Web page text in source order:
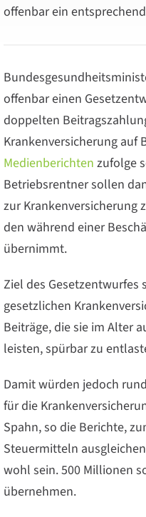
offenbar ein
offenbar einen
doppelten
Krankenversicherung auf
Medienberichten zufolge
Betriebsrentner sollen
zur Krankenversicherung
den während einer
übernimmt.
Ziel des Gesetzentwurfes
gesetzlichen
Beiträge, die sie im Alter
leisten, spürbar zu
Damit würden jedoch
für die
Spahn, so die Berichte,
Steuermitteln
wohl sein. 500 Millionen
übernehmen.